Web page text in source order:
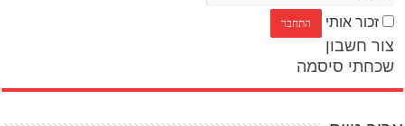
זכור אותי
צור חשבון
שכחתי סיסמה